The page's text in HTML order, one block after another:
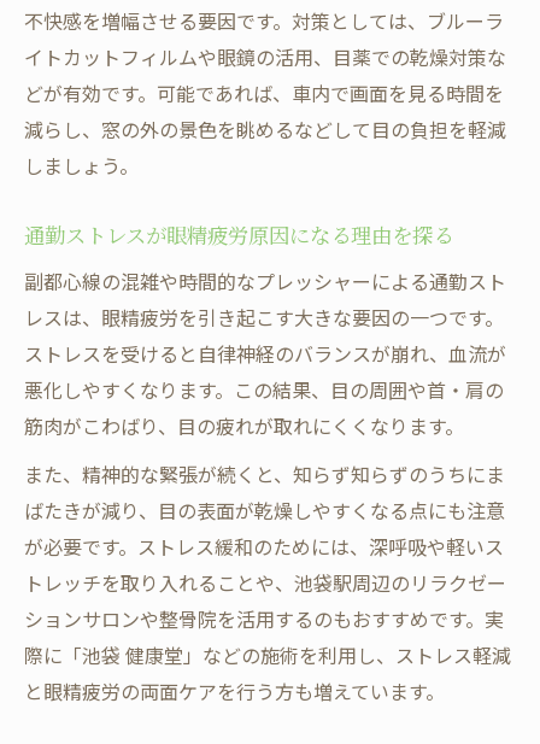
不快感を増幅させる要因です。対策としては、ブルーラ
イトカットフィルムや眼鏡の活用、目薬での乾燥対策な
どが有効です。可能であれば、車内で画面を見る時間を
減らし、窓の外の景色を眺めるなどして目の負担を軽減
しましょう。
通勤ストレスが眼精疲労原因になる理由を探る
副都心線の混雑や時間的なプレッシャーによる通勤スト
レスは、眼精疲労を引き起こす大きな要因の一つです。
ストレスを受けると自律神経のバランスが崩れ、血流が
悪化しやすくなります。この結果、目の周囲や首・肩の
筋肉がこわばり、目の疲れが取れにくくなります。
また、精神的な緊張が続くと、知らず知らずのうちにま
ばたきが減り、目の表面が乾燥しやすくなる点にも注意
が必要です。ストレス緩和のためには、深呼吸や軽いス
トレッチを取り入れることや、池袋駅周辺のリラクゼー
ションサロンや整骨院を活用するのもおすすめです。実
際に「池袋 健康堂」などの施術を利用し、ストレス軽減
と眼精疲労の両面ケアを行う方も増えています。